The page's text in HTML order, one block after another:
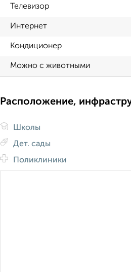
Телевизор
Интернет
Кондиционер
Можно с животными
Расположение,
Школы
Дет. сады
Поликлиники